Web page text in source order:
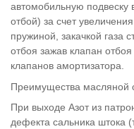
автомобильную подвеску
отбой) за счет
пружиной, закачкой газа
отбоя зажав клапан
клапанов амортизатора.
Преимущества масляной
При выходе Азот из
дефекта сальника штока